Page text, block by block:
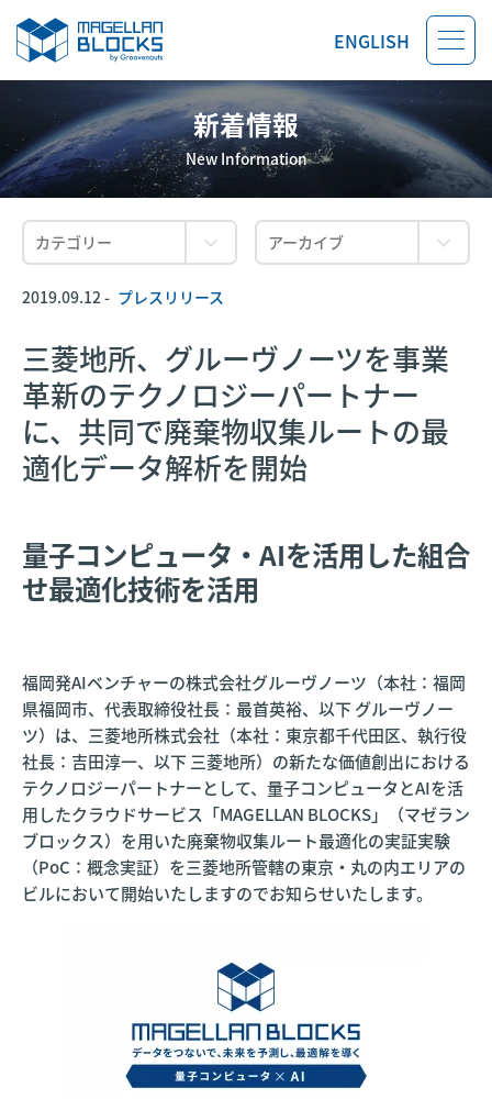
ENGLISH
新着情報
New Information
2019.09.12 - プレスリリース
三菱地所、グルーヴノーツを事業
革新のテクノロジーパートナー
に、共同で廃棄物収集ルートの最
適化データ解析を開始
量子コンピュータ・AIを活用した組合
せ最適化技術を活用
福岡発AIベンチャーの株式会社グルーヴノーツ（本社：福岡
県福岡市、代表取締役社長：最首英裕、以下 グルーヴノー
ツ）は、三菱地所株式会社（本社：東京都千代田区、執行役
社長：吉田淳一、以下 三菱地所）の新たな価値創出における
テクノロジーパートナーとして、量子コンピュータとAIを活
用したクラウドサービス「MAGELLAN BLOCKS」（マゼラン
ブロックス）を用いた廃棄物収集ルート最適化の実証実験
（PoC：概念実証）を三菱地所管轄の東京・丸の内エリアの
ビルにおいて開始いたしますのでお知らせいたします。